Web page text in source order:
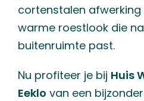
cortenstalen
warme roestlook die
buitenruimte past.
Nu profiteer je bij Huis
Eeklo van een